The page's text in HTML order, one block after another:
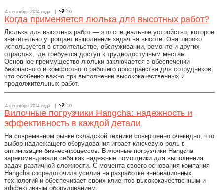
4 сентября 2024 года | 10
Когда применяется люлька для высотных работ?
Люлька для высотных работ — это специальное устройство, которое
значительно упрощает выполнение задач на высоте. Она широко
используется в строительстве, обслуживании, ремонте и других
отраслях, где требуется доступ к труднодоступным местам.
Основное преимущество люльки заключается в обеспечении
безопасного и комфортного рабочего пространства для сотрудников,
что особенно важно при выполнении высококачественных и
продолжительных работ.
4 сентября 2024 года | 10
Вилочные погрузчики Hangcha: надежность и
эффективность в каждой детали
На современном рынке складской техники совершенно очевидно, что
выбор надлежащего оборудования играет ключевую роль в
оптимизации бизнес-процессов. Вилочные погрузчики Hangcha
зарекомендовали себя как надежные помощники для выполнения
задач различной сложности. С момента своего основания компания
Hangcha сосредоточила усилия на разработке инновационных
технологий и обеспечивает своих клиентов высококачественным и
эффективным оборудованием.